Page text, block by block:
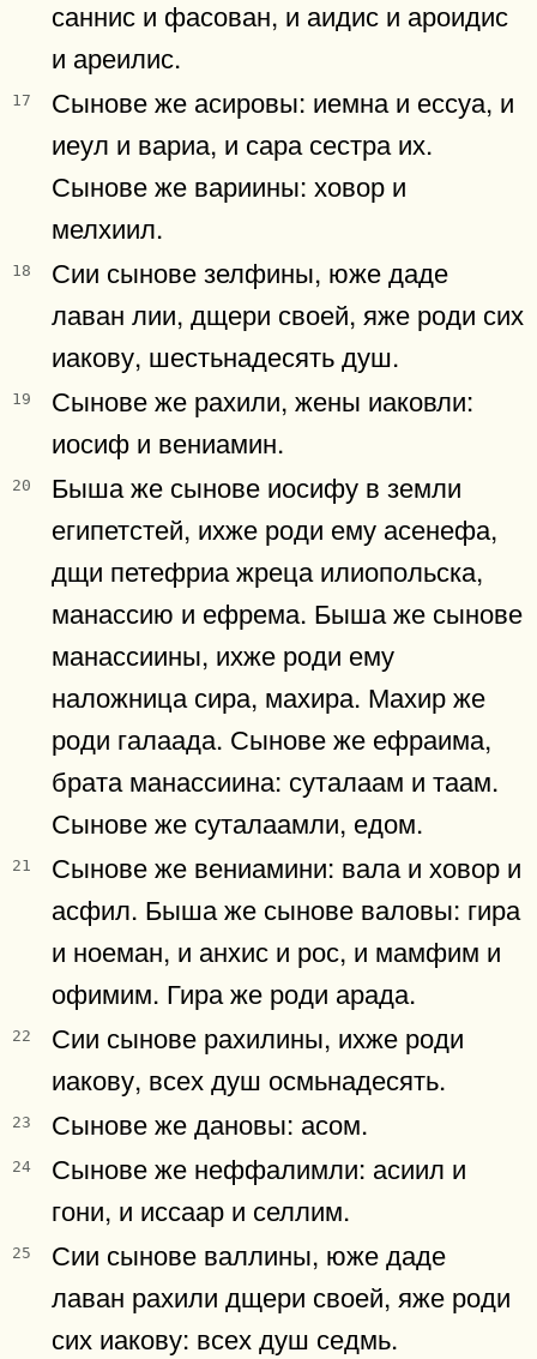
саннис и фасован, и аидис и ароидис
и ареилис.
17
Сынове же асировы: иемна и ессуа, и
иеул и вариа, и сара сестра их.
Сынове же вариины: ховор и
мелхиил.
18
Сии сынове зелфины, юже даде
лаван лии, дщери своей, яже роди сих
иакову, шестьнадесять душ.
19
Сынове же рахили, жены иаковли:
иосиф и вениамин.
20
Быша же сынове иосифу в земли
египетстей, ихже роди ему асенефа,
дщи петефриа жреца илиопольска,
манассию и ефрема. Быша же сынове
манассиины, ихже роди ему
наложница сира, махира. Махир же
роди галаада. Сынове же ефраима,
брата манассиина: суталаам и таам.
Сынове же суталаамли, едом.
21
Сынове же вениамини: вала и ховор и
асфил. Быша же сынове валовы: гира
и ноеман, и анхис и рос, и мамфим и
офимим. Гира же роди арада.
22
Сии сынове рахилины, ихже роди
иакову, всех душ осмьнадесять.
23 Сынове же дановы: асом.
24
Сынове же неффалимли: асиил и
гони, и иссаар и селлим.
25
Сии сынове валлины, юже даде
лаван рахили дщери своей, яже роди
сих иакову: всех душ седмь.